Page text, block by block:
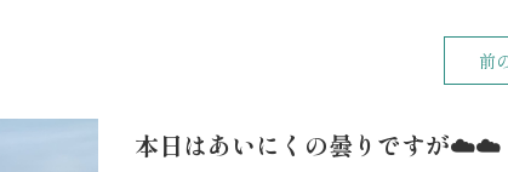
前
本日はあいにくの曇りですが☁️☁️